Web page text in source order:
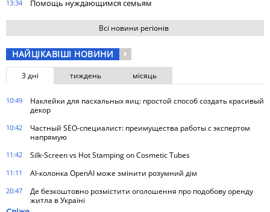
13:34 Помощь нуждающимся семьям
Всі новини регіонів
НАЙЦІКАВІШІ НОВИНИ
3 дні тиждень місяць
10:49
Наклейки для пасхальных яиц: простой способ создать красивый
декор
10:42
Частный SEO-специалист: преимущества работы с экспертом
напрямую
11:42 Silk-Screen vs Hot Stamping on Cosmetic Tubes
11:11 AI-колонка OpenAI може змінити розумний дім
20:47
Де безкоштовно розмістити оголошення про подобову оренду
житла в Україні